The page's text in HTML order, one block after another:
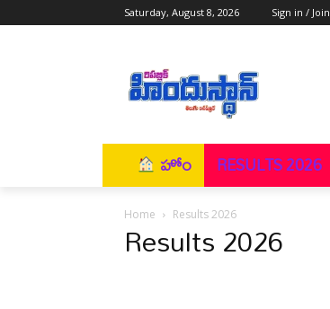
Saturday, August 8, 2026 Sign in / Join
హోం RESULTS 2026
Home Results 2026
Results 2026